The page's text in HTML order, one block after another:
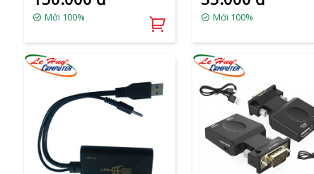
Mới 100% Mới 100%